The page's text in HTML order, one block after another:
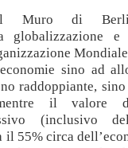
Muro di
globalizzazione e
sino ad
raddoppiante,
il valore
(inclusivo
il 55% circa